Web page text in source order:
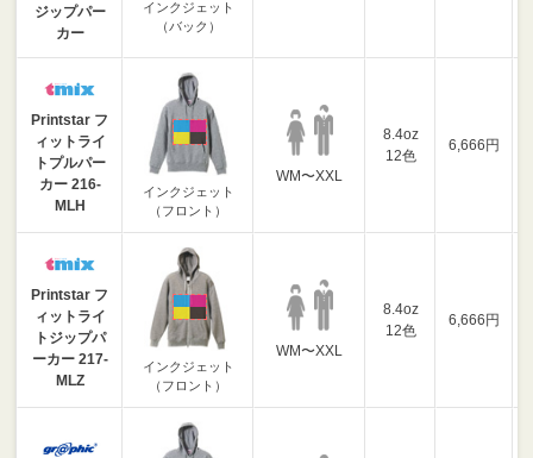
ジップパー
カー
インクジェット
（バック）
Printstar フ
ィットライ
トプルパー
カー 216-
MLH
インクジェット
（フロント）
WM〜XXL
8.4oz
12色
6,666円
Printstar フ
ィットライ
トジップパ
ーカー 217-
MLZ
インクジェット
（フロント）
WM〜XXL
8.4oz
12色
6,666円